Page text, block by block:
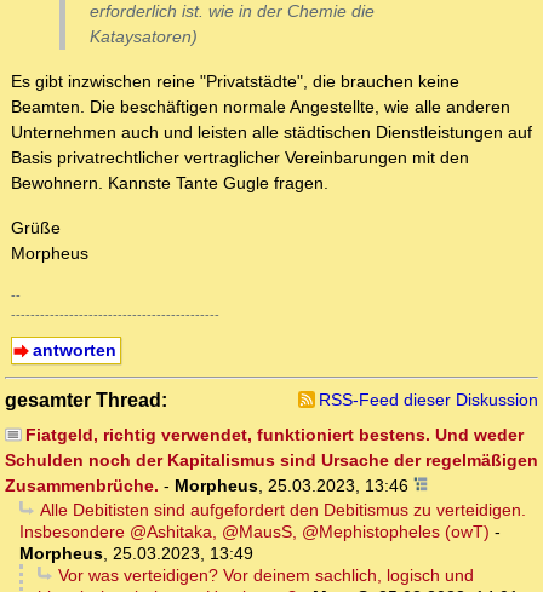
erforderlich ist. wie in der Chemie die
Kataysatoren)
Es gibt inzwischen reine "Privatstädte", die brauchen keine
Beamten. Die beschäftigen normale Angestellte, wie alle anderen
Unternehmen auch und leisten alle städtischen Dienstleistungen auf
Basis privatrechtlicher vertraglicher Vereinbarungen mit den
Bewohnern. Kannste Tante Gugle fragen.
Grüße
Morpheus
--
-------------------------------------------
antworten
gesamter Thread:
RSS-Feed dieser Diskussion
Fiatgeld, richtig verwendet, funktioniert bestens. Und weder
Schulden noch der Kapitalismus sind Ursache der regelmäßigen
Zusammenbrüche. - Morpheus, 25.03.2023, 13:46
Alle Debitisten sind aufgefordert den Debitismus zu verteidigen.
Insbesondere @Ashitaka, @MausS, @Mephistopheles (owT) -
Morpheus, 25.03.2023, 13:49
Vor was verteidigen? Vor deinem sachlich, logisch und